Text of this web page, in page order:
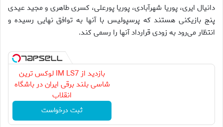
دانیال ایری، پوریا شهرآبادی، پوریا پورعلی، کسری طاهری و مجید عیدی
پنج بازیکنی هستند که پرسپولیس با آنها به توافق نهایی رسیده و
انتظار می‌رود به زودی قرارداد آنها را رسمی کند.
بازدید از IM LS7 لوکس ترین
شاسی بلند برقی ایران در باشگاه
انقلاب
ثبت درخواست